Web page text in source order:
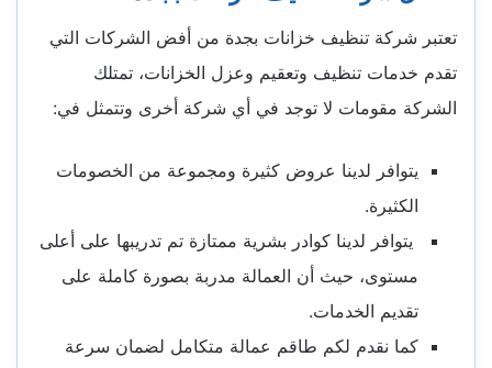
تعتبر شركة تنظيف خزانات بجدة من أفض الشركات التي
تقدم خدمات تنظيف وتعقيم وعزل الخزانات، تمتلك
الشركة مقومات لا توجد في أي شركة أخرى وتتمثل في:
يتوافر لدينا عروض كثيرة ومجموعة من الخصومات
الكثيرة.
يتوافر لدينا كوادر بشرية ممتازة تم تدريبها على أعلى
مستوى، حيث أن العمالة مدربة بصورة كاملة على
تقديم الخدمات.
كما نقدم لكم طاقم عمالة متكامل لضمان سرعة